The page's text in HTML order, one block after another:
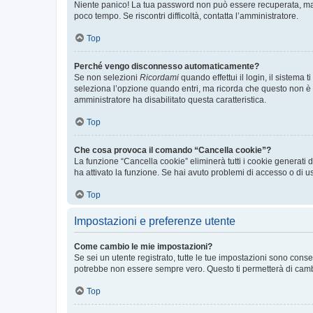
Niente panico! La tua password non può essere recuperata,
poco tempo. Se riscontri difficoltà, contatta l’amministratore.
Top
Perché vengo disconnesso automaticamente?
Se non selezioni Ricordami quando effettui il login, il sistema
seleziona l’opzione quando entri, ma ricorda che questo non
amministratore ha disabilitato questa caratteristica.
Top
Che cosa provoca il comando “Cancella cookie”?
La funzione “Cancella cookie” eliminerà tutti i cookie
ha attivato la funzione. Se hai avuto problemi di accesso o di
Top
Impostazioni e preferenze utente
Come cambio le mie impostazioni?
Se sei un utente registrato, tutte le tue impostazioni sono
potrebbe non essere sempre vero. Questo ti permetterà di
Top